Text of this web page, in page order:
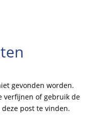
gevonden worden.
verfijnen of gebruik de
post te vinden.